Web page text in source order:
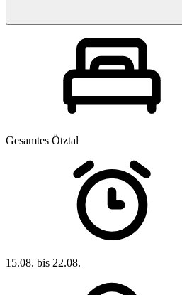
Gesamtes Ötztal
15.08. bis 22.08.